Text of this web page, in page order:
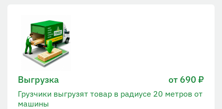
Выгрузка от 690 ₽
Грузчики выгрузят товар в радиусе 20 метров от
машины